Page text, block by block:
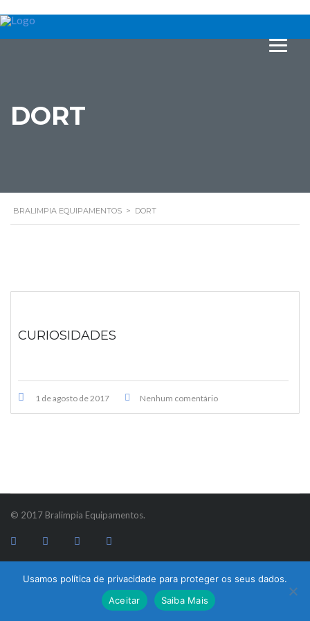
DORT
BRALIMPIA EQUIPAMENTOS > DORT
CURIOSIDADES
1 de agosto de 2017 Nenhum comentário
© 2017 Bralimpia Equipamentos.
Usamos política de privacidade para proteger os seus dados.
Aceitar
Saiba Mais
Atendimento